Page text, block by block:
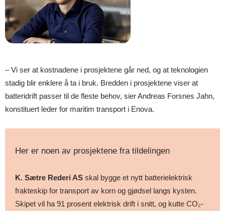
– Vi ser at kostnadene i prosjektene går ned, og at teknologien
stadig blir enklere å ta i bruk. Bredden i prosjektene viser at
batteridrift passer til de fleste behov, sier Andreas Forsnes Jahn,
konstituert leder for maritim transport i Enova.
Her er noen av prosjektene fra tildelingen
K. Sætre Rederi AS skal bygge et nytt batterielektrisk
frakteskip for transport av korn og gjødsel langs kysten.
Skipet vil ha 91 prosent elektrisk drift i snitt, og kutte CO₂-